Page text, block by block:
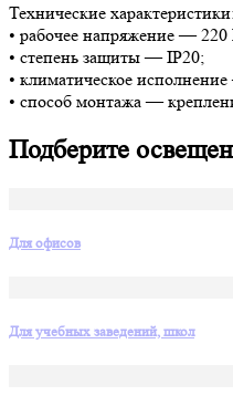
Технические характеристики:
• рабочее напряжение —
• степень защиты — IP20;
• климатическое
• способ монтажа —
Подберите
Для офисов
Для учебных заведений, школ